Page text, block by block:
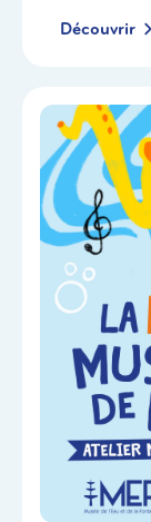
Découvrir